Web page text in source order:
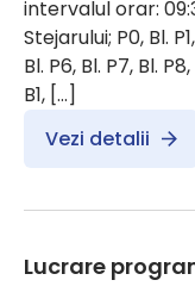
intervalul orar:
Stejarului; P0, Bl.
Bl. P6, Bl. P7, Bl. P8,
B1, […]
Vezi detalii
Lucrare